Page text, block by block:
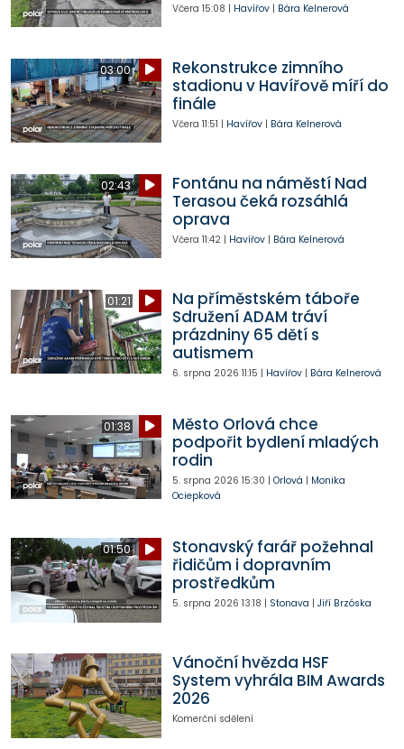
Včera 15:08 | Havířov| Bára Kelnerová
03:00
Rekonstrukce zimního
stadionu v Havířově míří do
finále
Včera 11:51 | Havířov| Bára Kelnerová
02:43
Fontánu na náměstí Nad
Terasou čeká rozsáhlá
oprava
Včera 11:42| Havířov| Bára Kelnerová
01:21
Na příměstském táboře
Sdružení ADAM tráví
prázdniny 65 dětí s
autismem
6. srpna 2026 11:15 | Havířov| Bára Kelnerová
01:38
Město Orlová chce
podpořit bydlení mladých
rodin
5. srpna 2026 15:30 | Orlová | Monika
Ociepková
01:50
Stonavský farář požehnal
řidičům i dopravním
prostředkům
5. srpna 2026 13:18 | Stonava | Jiří Brzóska
Vánoční hvězda HSF
System vyhrála BIM Awards
2026
Komerční sdělení